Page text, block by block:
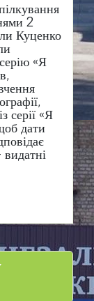
2
Куценко
«Я
серії «Я
дати